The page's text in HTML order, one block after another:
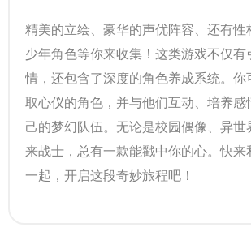
精美的立绘、豪华的声优阵容、还有性
少年角色等你来收集！这类游戏不仅有
情，还包含了深度的角色养成系统。你
取心仪的角色，并与他们互动、培养感
己的梦幻队伍。无论是校园偶像、异世
来战士，总有一款能戳中你的心。快来
一起，开启这段奇妙旅程吧！